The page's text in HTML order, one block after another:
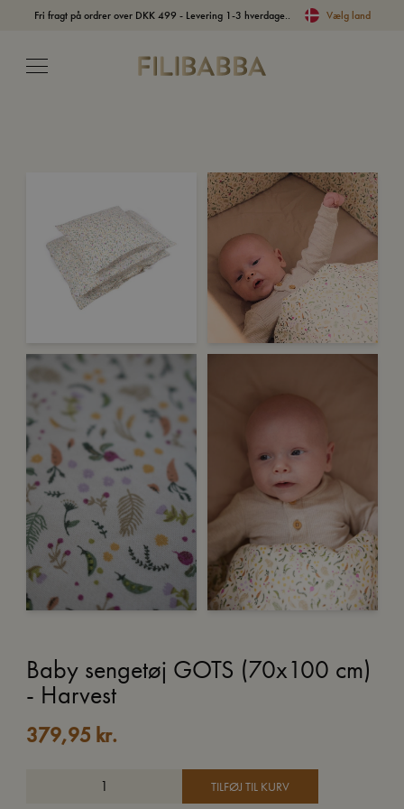
Fri fragt på ordrer over DKK 499 - Levering 1-3 hverdage.. Vælg land
Baby sengetøj GOTS (70x100 cm)
- Harvest
379,95 kr.
TILFØJ TIL KURV